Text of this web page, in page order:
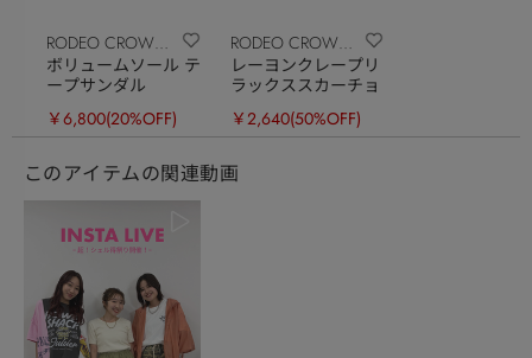
RODEO CROWNS
WIDE BOWL
ボリュームソール テ
ープサンダル
￥6,800(20%OFF)
RODEO CROWNS
WIDE BOWL
レーヨンクレープリ
ラックススカーチョ
￥2,640(50%OFF)
このアイテムの関連動画